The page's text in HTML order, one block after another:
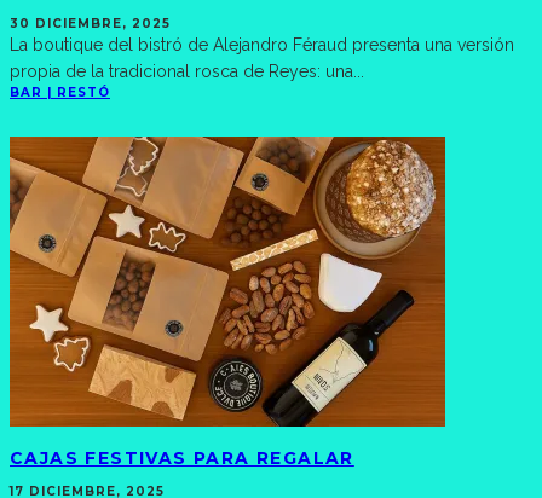
30 DICIEMBRE, 2025
La boutique del bistró de Alejandro Féraud presenta una versión
propia de la tradicional rosca de Reyes: una
BAR | RESTÓ
CAJAS FESTIVAS PARA REGALAR
17 DICIEMBRE, 2025